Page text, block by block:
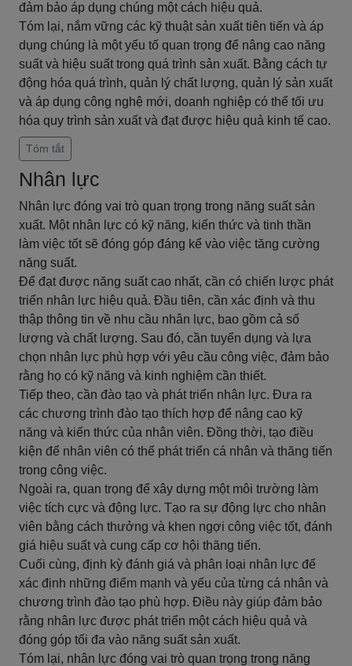
đảm bảo áp dụng chúng một cách hiệu quả.
Tóm lại, nắm vững các kỹ thuật sản xuất tiên tiến và áp
dụng chúng là một yếu tố quan trọng để nâng cao năng
suất và hiệu suất trong quá trình sản xuất. Bằng cách tự
động hóa quá trình, quản lý chất lượng, quản lý sản xuất
và áp dụng công nghệ mới, doanh nghiệp có thể tối ưu
hóa quy trình sản xuất và đạt được hiệu quả kinh tế cao.
Tóm tắt
Nhân lực
Nhân lực đóng vai trò quan trọng trong năng suất sản
xuất. Một nhân lực có kỹ năng, kiến thức và tinh thần
làm việc tốt sẽ đóng góp đáng kể vào việc tăng cường
năng suất.
Để đạt được năng suất cao nhất, cần có chiến lược phát
triển nhân lực hiệu quả. Đầu tiên, cần xác định và thu
thập thông tin về nhu cầu nhân lực, bao gồm cả số
lượng và chất lượng. Sau đó, cần tuyển dụng và lựa
chọn nhân lực phù hợp với yêu cầu công việc, đảm bảo
rằng họ có kỹ năng và kinh nghiệm cần thiết.
Tiếp theo, cần đào tạo và phát triển nhân lực. Đưa ra
các chương trình đào tạo thích hợp để nâng cao kỹ
năng và kiến thức của nhân viên. Đồng thời, tạo điều
kiện để nhân viên có thể phát triển cá nhân và thăng tiến
trong công việc.
Ngoài ra, quan trọng để xây dựng một môi trường làm
việc tích cực và động lực. Tạo ra sự động lực cho nhân
viên bằng cách thưởng và khen ngợi công việc tốt, đánh
giá hiệu suất và cung cấp cơ hội thăng tiến.
Cuối cùng, định kỳ đánh giá và phân loại nhân lực để
xác định những điểm mạnh và yếu của từng cá nhân và
chương trình đào tạo phù hợp. Điều này giúp đảm bảo
rằng nhân lực được phát triển một cách hiệu quả và
đóng góp tối đa vào năng suất sản xuất.
Tóm lại, nhân lực đóng vai trò quan trọng trong năng